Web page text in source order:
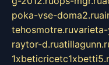
poka-vse-doma2.ru
tehosmotre.ru
raytor-d.ru